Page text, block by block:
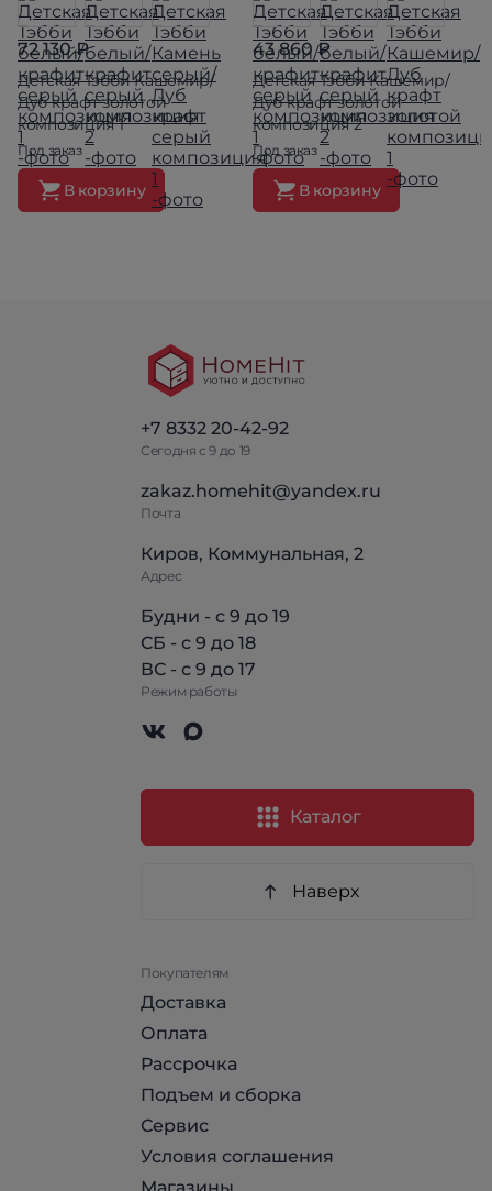
72 130 ₽
Детская Тэбби Кашемир/
Дуб крафт золотой
композиция 1
Под заказ
В корзину
43 860 ₽
Детская Тэбби Кашемир/
Дуб крафт золотой
композиция 2
Под заказ
В корзину
+7 8332 20-42-92
Сегодня с 9 до 19
zakaz.homehit@yandex.ru
Почта
Киров, Коммунальная, 2
Адрес
Будни - с 9 до 19
СБ - с 9 до 18
ВС - с 9 до 17
Режим работы
Каталог
Наверх
Покупателям
Доставка
Оплата
Рассрочка
Подъем и сборка
Сервис
Условия соглашения